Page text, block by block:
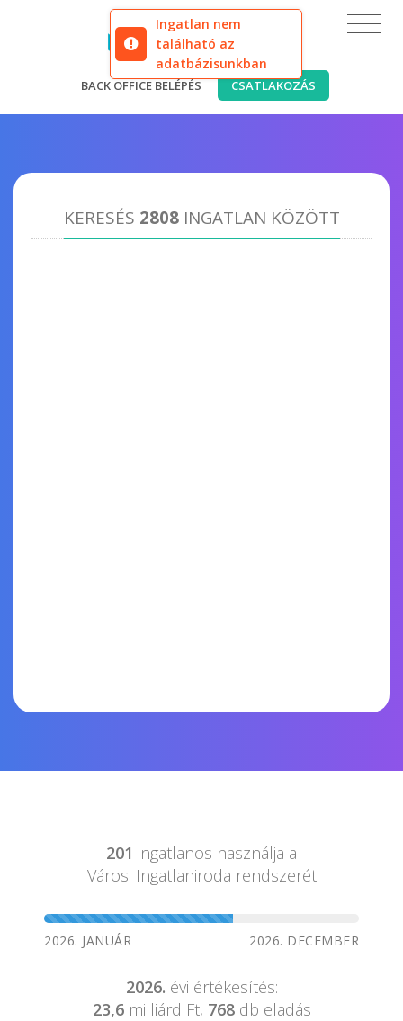
Ingatlan nem
található az
adatbázisunkban
BACK OFFICE BELÉPÉS CSATLAKOZÁS
KERESÉS 2808INGATLAN KÖZÖTT
201 ingatlanos használja a
Városi Ingatlaniroda rendszerét
2026. JANUÁR 2026. DECEMBER
2026. évi értékesítés:
23,6milliárd Ft, 768db eladás